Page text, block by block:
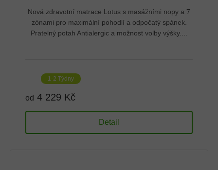
Nová zdravotní matrace Lotus s masážními nopy a 7
zónami pro maximální pohodlí a odpočatý spánek.
Pratelný potah Antialergic a možnost volby výšky....
1-2 Týdny
od 4 229 Kč
Detail